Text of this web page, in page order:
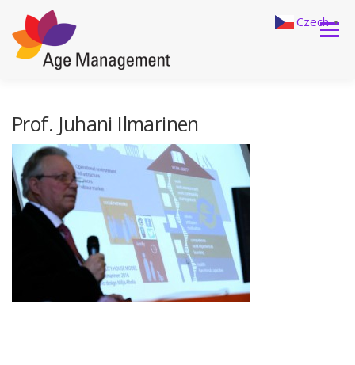
Přeskočit na obsah
Menu
PROČ SE AGE MANAGEMENTEM ZABÝVAT?
NAŠE NABÍDKA REALIZOVANÉ PROJEKTY
KONTAKTY
Prof. Juhani Ilmarinen
Czech ▼